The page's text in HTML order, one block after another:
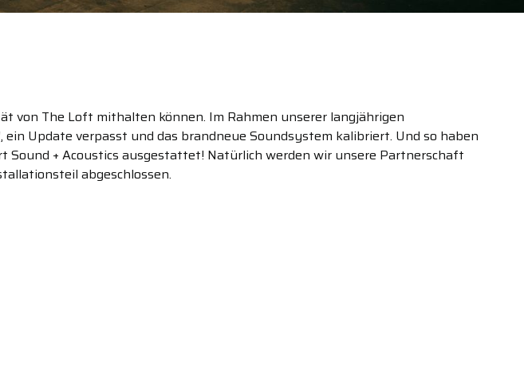
von The Loft mithalten können. Im Rahmen unserer langjährigen
Update verpasst und das brandneue Soundsystem kalibriert. Und so haben
+ Acoustics ausgestattet! Natürlich werden wir unsere Partnerschaft
abgeschlossen.